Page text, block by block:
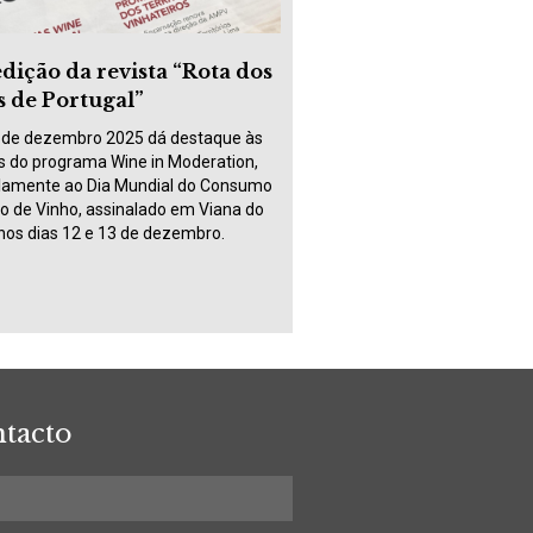
da revista “Rota dos
de Portugal”
dezembro 2025 dá destaque às
do programa Wine in Moderation,
ao Dia Mundial do Consumo
de Vinho, assinalado em Viana do
dias 12 e 13 de dezembro.